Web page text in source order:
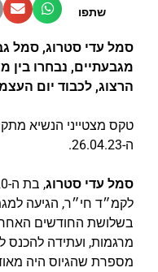
שתפו
סמל עדי סטרוג, סמל
מגבעתיים, נבחרו בין
הרצוג, לכבוד יום העצמאות ה-75 של
טקס מצטייני הנשיא
ה-26.04.23.
סמל עדי סטרוג
לקמ״ד חי״ר, הגיעה
בשלושת החודשים
מרגמות, ועתידה להכנס
מספרת שהגיוס היה